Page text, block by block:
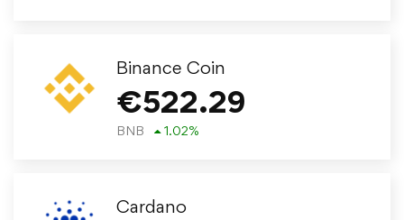
Binance Coin
€522.29
BNB 1.02%
Cardano